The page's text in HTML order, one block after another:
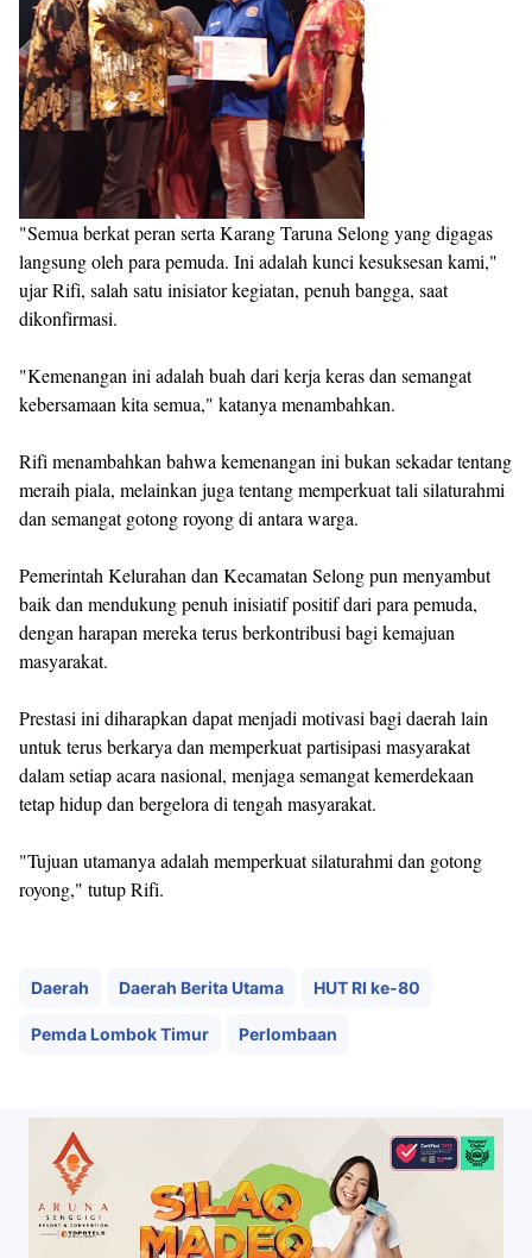
"Semua berkat peran serta Karang Taruna Selong yang digagas
langsung oleh para pemuda. Ini adalah kunci kesuksesan kami,"
ujar Rifi, salah satu inisiator kegiatan, penuh bangga, saat
dikonfirmasi.
"Kemenangan ini adalah buah dari kerja keras dan semangat
kebersamaan kita semua," katanya menambahkan.
Rifi menambahkan bahwa kemenangan ini bukan sekadar tentang
meraih piala, melainkan juga tentang memperkuat tali silaturahmi
dan semangat gotong royong di antara warga.
Pemerintah Kelurahan dan Kecamatan Selong pun menyambut
baik dan mendukung penuh inisiatif positif dari para pemuda,
dengan harapan mereka terus berkontribusi bagi kemajuan
masyarakat.
Prestasi ini diharapkan dapat menjadi motivasi bagi daerah lain
untuk terus berkarya dan memperkuat partisipasi masyarakat
dalam setiap acara nasional, menjaga semangat kemerdekaan
tetap hidup dan bergelora di tengah masyarakat.
"Tujuan utamanya adalah memperkuat silaturahmi dan gotong
royong," tutup Rifi.
Daerah Daerah Berita Utama HUT RI ke-80
Pemda Lombok Timur Perlombaan